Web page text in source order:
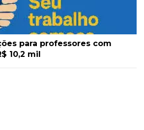
para professores com
10,2 mil